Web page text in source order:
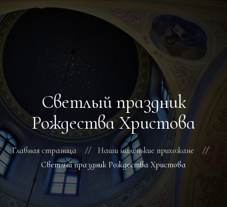
ГЛАВНАЯ
РАСПИСАНИЕ БОГОСЛУЖЕНИЙ
ТРЕБЫ
О ПОДВОРЬЕ
НОВОСТИ
ОБЪЯВЛЕНИЯ
ГАЛЕРЕЯ
КОНТАКТЫ
Светлый праздник
Рождества Христова
Главная страница
Наши маленькие прихожане
Светлый праздник Рождества Христова